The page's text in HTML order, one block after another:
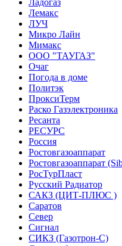
Ладогаз
Лемакс
ЛУЧ
Микро Лайн
Мимакс
ООО "ТАУГАЗ"
Очаг
Погода в доме
Политэк
ПроксиТерм
Раско Газэлектроника
Ресанта
РЕСУРС
Россия
Ростовгазоаппарат
Ростовгазоаппарат
РосТурПласт
Русский Радиатор
САКЗ (ЦИТ-ПЛЮС )
Саратов
Север
Сигнал
СИКЗ (Газотрон-С)